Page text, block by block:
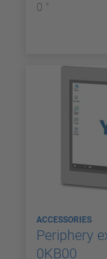
0 "
ACCESSORIES
Periphery
0KB00